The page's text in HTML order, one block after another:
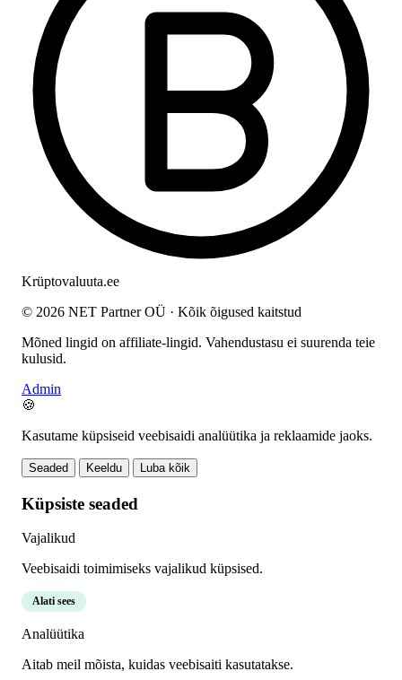
Krüptovaluuta.ee
© 2026 NET Partner OÜ · Kõik õigused kaitstud
Mõned lingid on affiliate-lingid. Vahendustasu ei suurenda teie
kulusid.
Admin
🍪
Kasutame küpsiseid veebisaidi analüütika ja reklaamide jaoks.
Seaded Keeldu Luba kõik
Küpsiste seaded
Vajalikud
Veebisaidi toimimiseks vajalikud küpsised.
Alati sees
Analüütika
Aitab meil mõista, kuidas veebisaiti kasutatakse.